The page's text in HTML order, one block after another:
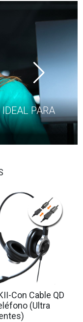
PARA
Con Cable QD
(Ultra